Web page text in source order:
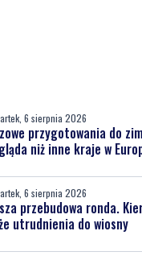
6 sierpnia 2026
przygotowania do
niż inne kraje w
6 sierpnia 2026
przebudowa ronda.
utrudnienia do wiosny